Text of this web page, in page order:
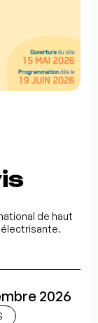
de haut
électrisante.
2026